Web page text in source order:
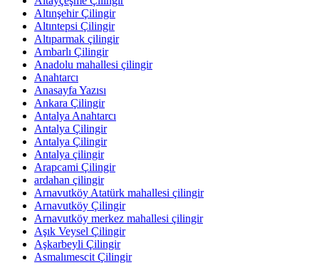
Altınşehir Çilingir
Altıntepsi Çilingir
Altıparmak çilingir
Ambarlı Çilingir
Anadolu mahallesi çilingir
Anahtarcı
Anasayfa Yazısı
Ankara Çilingir
Antalya Anahtarcı
Antalya Çilingir
Antalya Çilingir
Antalya çilingir
Arapcami Çilingir
ardahan çilingir
Arnavutköy Atatürk mahallesi çilingir
Arnavutköy Çilingir
Arnavutköy merkez mahallesi çilingir
Aşık Veysel Çilingir
Aşkarbeyli Çilingir
Asmalımescit Çilingir